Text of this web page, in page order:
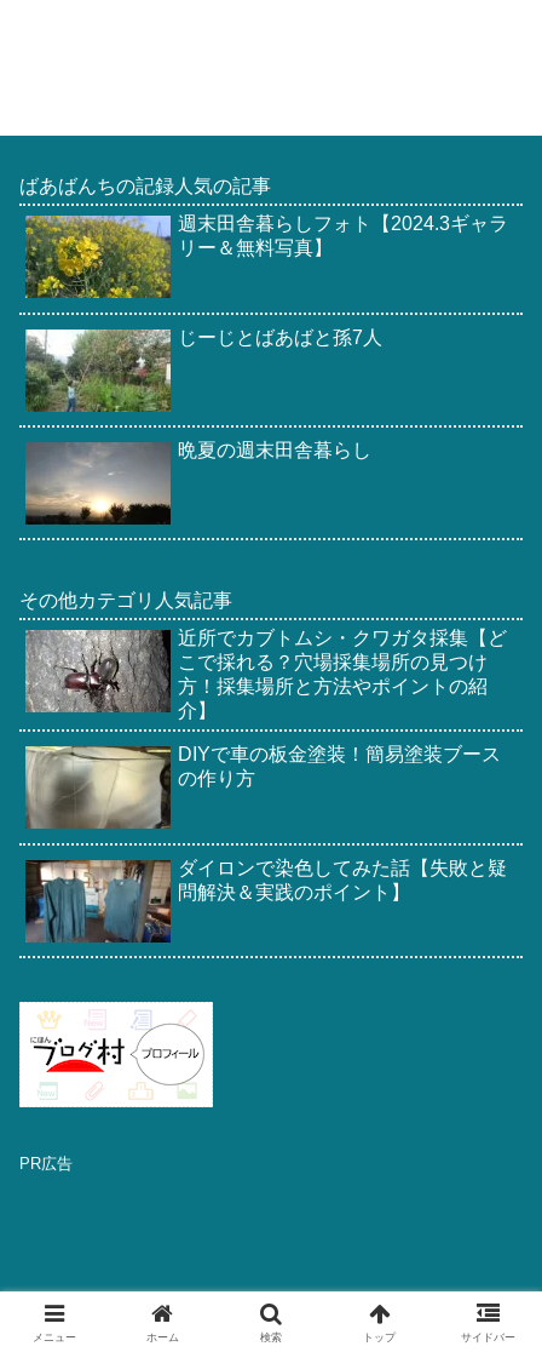
ばあばんちの記録人気の記事
週末田舎暮らしフォト【2024.3ギャラ
リー＆無料写真】
じーじとばあばと孫7人
晩夏の週末田舎暮らし
その他カテゴリ人気記事
近所でカブトムシ・クワガタ採集【ど
こで採れる？穴場採集場所の見つけ
方！採集場所と方法やポイントの紹
介】
DIYで車の板金塗装！簡易塗装ブース
の作り方
ダイロンで染色してみた話【失敗と疑
問解決＆実践のポイント】
PR広告
メニュー ホーム 検索 トップ サイドバー